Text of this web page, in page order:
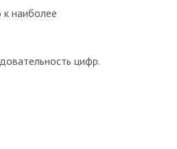
к наиболее
цифр.